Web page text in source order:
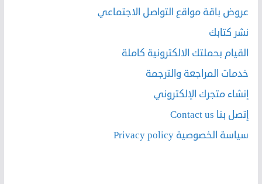
عروض باقة مواقع التواصل الاجتماعي
نشر كتابك
القيام بحملتك الالكترونية كاملة
خدمات المراجعة والترجمة
إنشاء متجرك الإلكتروني
إتصل بنا Contact us
سياسة الخصوصية Privacy policy